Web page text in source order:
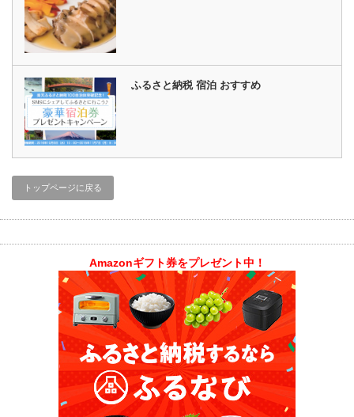
ふるさと納税 宿泊 おすすめ
トップページに戻る
Amazonギフト券をプレゼント中！